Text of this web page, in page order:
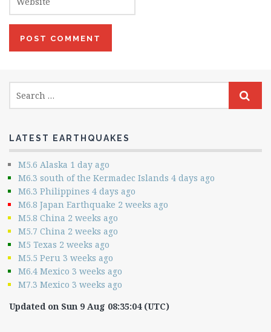
LATEST EARTHQUAKES
M5.6 Alaska 1 day ago
M6.3 south of the Kermadec Islands 4 days ago
M6.3 Philippines 4 days ago
M6.8 Japan Earthquake 2 weeks ago
M5.8 China 2 weeks ago
M5.7 China 2 weeks ago
M5 Texas 2 weeks ago
M5.5 Peru 3 weeks ago
M6.4 Mexico 3 weeks ago
M7.3 Mexico 3 weeks ago
Updated on Sun 9 Aug 08:35:04 (UTC)